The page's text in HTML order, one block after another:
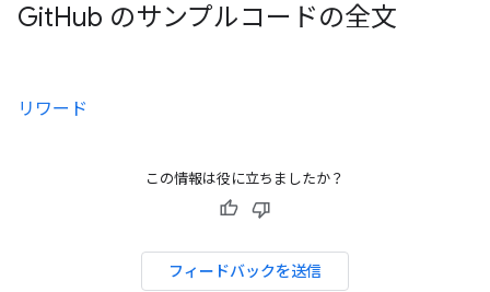
GitHub のサンプルコードの全文
リワード
この情報は役に立ちましたか？
フィードバックを送信